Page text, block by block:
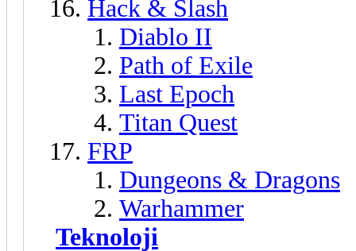
Hack & Slash
Diablo II
Path of Exile
Last Epoch
Titan Quest
FRP
Dungeons & Dragons
Warhammer
Teknoloji